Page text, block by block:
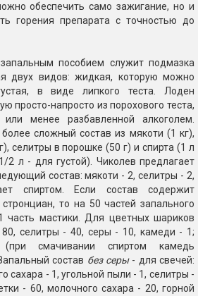
обеспечить само зажигание, но и
горения препарата с точностью до
пособием служит подмазка
двух видов: жидкая, которую можно
в виде липкого теста. Лоден
просто-напросто из порохового теста,
менее разбавленной алкоголем.
сложный состав из мякоти (1 кг),
селитры в порошке (50 г) и спирта (1 л
2 л - для густой). Чиколев предлагает
состав: мякоти - 2, селитры - 2,
спиртом. Если состав содержит
то на 50 частей запального
часть мастики. Для цветных шариков
80, селитры - 40, серы - 10, камеди - 1;
(при смачивании спиртом камедь
состав без серы- для свечей:
сахара - 1, угольной пыли - 1, селитры -
- 60, молочного сахара - 20, горной